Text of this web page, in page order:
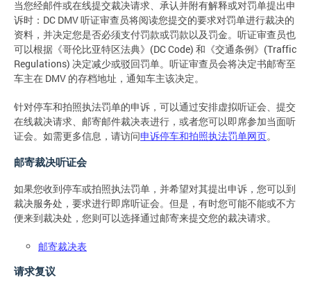
当您经邮件或在线提交裁决请求、承认并附有解释或对罚单提出申
诉时：DC DMV 听证审查员将阅读您提交的要求对罚单进行裁决的
资料，并决定您是否必须支付罚款或罚款以及罚金。听证审查员也
可以根据《哥伦比亚特区法典》(DC Code) 和《交通条例》(Traffic
Regulations) 决定减少或驳回罚单。听证审查员会将决定书邮寄至
车主在 DMV 的存档地址，通知车主该决定。
针对停车和拍照执法罚单的申诉，可以通过安排虚拟听证会、提交
在线裁决请求、邮寄邮件裁决表进行，或者您可以即席参加当面听
证会。如需更多信息，请访问申诉停车和拍照执法罚单网页。
邮寄裁决听证会
如果您收到停车或拍照执法罚单，并希望对其提出申诉，您可以到
裁决服务处，要求进行即席听证会。但是，有时您可能不能或不方
便来到裁决处，您则可以选择通过邮寄来提交您的裁决请求。
邮寄裁决表
请求复议